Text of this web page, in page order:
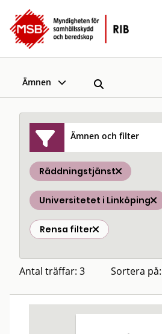
Ämnen
Ämnen och filter
Räddningstjänst
Universitetet i Linköping
Rensa filter
Antal träffar: 3 Sortera på: